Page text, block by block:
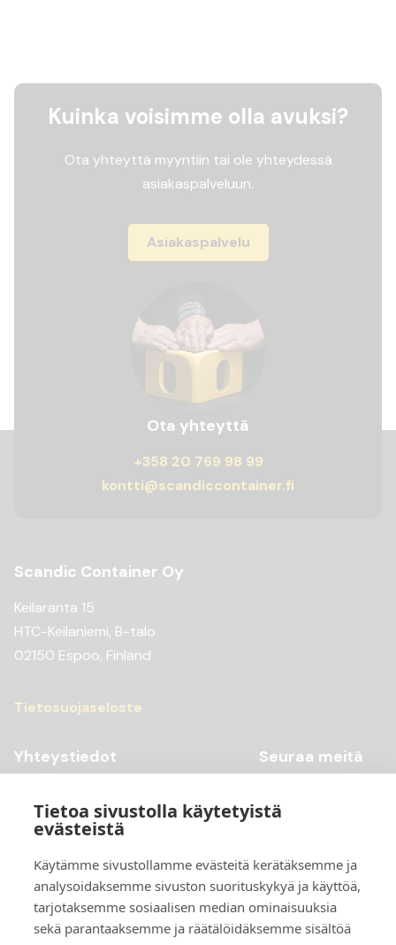
Tietoa sivustolla käytetyistä
evästeistä
Käytämme sivustollamme evästeitä kerätäksemme ja
analysoidaksemme sivuston suorituskykyä ja käyttöä,
tarjotaksemme sosiaalisen median ominaisuuksia
sekä parantaaksemme ja räätälöidäksemme sisältöä
Kuinka voisimme olla avuksi?
Ota yhteyttä myyntiin tai ole yhteydessä
asiakaspalveluun.
Asiakaspalvelu
Ota yhteyttä
+358 20 769 98 99
kontti@scandiccontainer.fi
Scandic Container Oy
Keilaranta 15
HTC-Keilaniemi, B-talo
02150 Espoo, Finland
Tietosuojaseloste
Yhteystiedot
+358 20 769 98 97
Tarkemmat yhteystiedot
Seuraa meitä